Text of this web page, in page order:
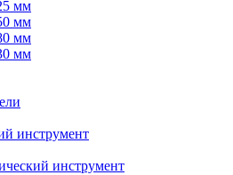
мм
мм
мм
мм
инструмент
инструмент